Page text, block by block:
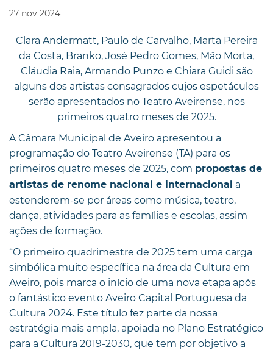
27 nov 2024
Clara Andermatt, Paulo de Carvalho, Marta Pereira
da Costa, Branko, José Pedro Gomes, Mão Morta,
Cláudia Raia, Armando Punzo e Chiara Guidi são
alguns dos artistas consagrados cujos espetáculos
serão apresentados no Teatro Aveirense, nos
primeiros quatro meses de 2025.
A Câmara Municipal de Aveiro apresentou a
programação do Teatro Aveirense (TA) para os
primeiros quatro meses de 2025, com propostas de
artistas de renome nacional e internacional a
estenderem-se por áreas como música, teatro,
dança, atividades para as famílias e escolas, assim
ações de formação.
“O primeiro quadrimestre de 2025 tem uma carga
simbólica muito específica na área da Cultura em
Aveiro, pois marca o início de uma nova etapa após
o fantástico evento Aveiro Capital Portuguesa da
Cultura 2024. Este título fez parte da nossa
estratégia mais ampla, apoiada no Plano Estratégico
para a Cultura 2019-2030, que tem por objetivo a